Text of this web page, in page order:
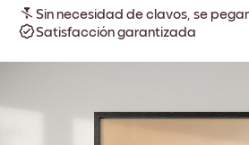
Sin necesidad de clavos, se
Satisfacción garantizada